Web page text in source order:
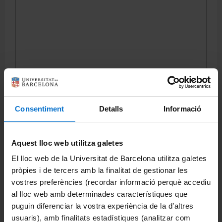
Consentiment Detalls Informació
Aquest lloc web utilitza galetes
El lloc web de la Universitat de Barcelona utilitza galetes
pròpies i de tercers amb la finalitat de gestionar les
vostres preferències (recordar informació perquè accediu
al lloc web amb determinades característiques que
puguin diferenciar la vostra experiència de la d’altres
usuaris), amb finalitats estadístiques (analitzar com
English
Portales e intranets
Portal de estudiantes
Intranet (PDI y PTGAS)
Campus Virtual